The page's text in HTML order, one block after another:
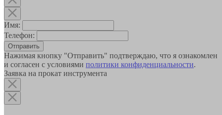
Имя:
Телефон:
Отправить
Нажимая кнопку "Отправить" подтверждаю, что я ознакомлен
и согласен с условиями политики конфиденциальности.
Заявка на прокат инструмента